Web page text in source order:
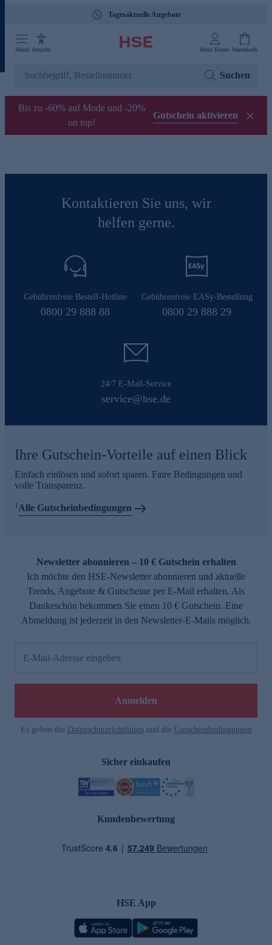
Tagesaktuelle Angebote
Menü Ansicht Mein Konto Warenkorb
Suchen
Bis zu -60% auf Mode und -20%
on top!
Gutschein aktivieren
Kontaktieren Sie uns, wir
helfen gerne.
Gebührenfreie Bestell-Hotline
0800 29 888 88
Gebührenfreie EASy-Bestellung
0800 29 888 29
24/7 E-Mail-Service
service@hse.de
Ihre Gutschein-Vorteile auf einen Blick
Einfach einlösen und sofort sparen. Faire Bedingungen und
volle Transparenz.
1Alle Gutscheinbedingungen
Newsletter abonnieren – 10 € Gutschein erhalten
Ich möchte den HSE-Newsletter abonnieren und aktuelle
Trends, Angebote & Gutscheine per E-Mail erhalten. Als
Dankeschön bekommen Sie einen 10 € Gutschein. Eine
Abmeldung ist jederzeit in den Newsletter-E-Mails möglich.
E-Mail-Adresse eingeben
Anmelden
Es gelten die Datenschutzrichtlinien und die Gutscheinbedingungen
Sicher einkaufen
Kundenbewertung
HSE App